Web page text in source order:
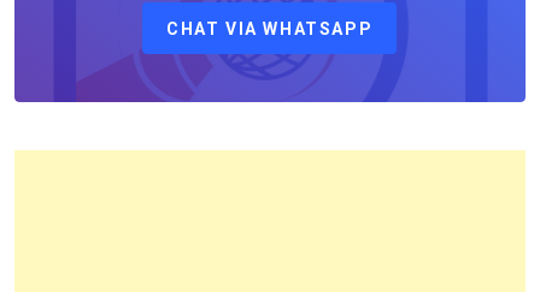
Pertanahan
Kota
CHAT VIA WHATSAPP